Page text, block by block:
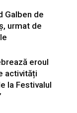
Galben de
urmat de
eroul
activități
la Festivalul